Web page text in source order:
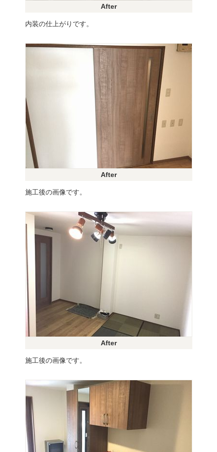
After
内装の仕上がりです。
After
施工後の画像です。
After
施工後の画像です。